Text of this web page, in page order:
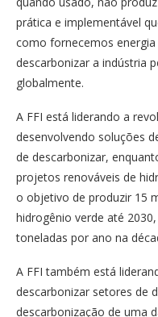
prática e implementável
como fornecemos
descarbonizar a indústria
globalmente.
A FFI está liderando a
desenvolvendo soluções
de descarbonizar,
projetos renováveis de
o objetivo de produzir 15
hidrogênio verde até
toneladas por ano na
A FFI também está
descarbonizar setores de
descarbonização de uma